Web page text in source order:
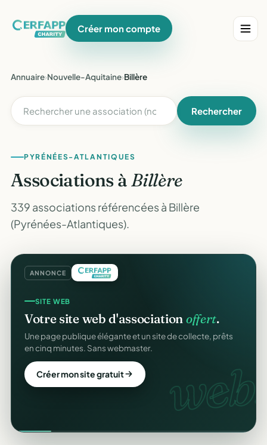
Créer mon compte
Annuaire›Nouvelle-Aquitaine›Billère
Rechercher
PYRÉNÉES-ATLANTIQUES
Associations àBillère
339 associations référencées à Billère
(Pyrénées-Atlantiques).
ANNONCE
web.
SITE WEB
Votre site web d'association offert.
Une page publique élégante et un site de collecte, prêts
en cinq minutes. Sans webmaster.
Créer mon site gratuit